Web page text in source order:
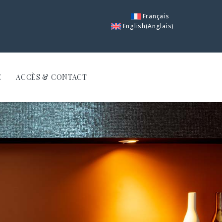
Français
English(Anglais)
ACCÈS & CONTACT